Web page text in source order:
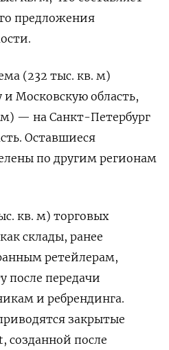
предложения
(232 тыс. кв. м)
Московскую область,
м) — на Санкт-Петербург
Оставшиеся
по другим регионам
кв. м) торговых
склады, ранее
ретейлерам,
передачи
и ребрендинга.
закрытые
созданной после